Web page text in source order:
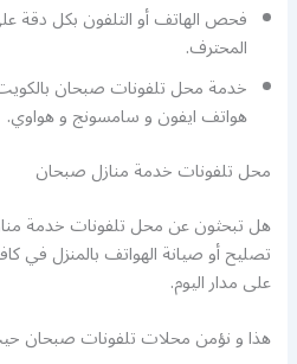
فحص الهاتف أو التلفون بكل دقة
المحترف.
خدمة محل تلفونات صبحان
هواتف ايفون و سامسونج و هواوي.
محل تلفونات خدمة منازل صبحان
هل تبحثون عن محل تلفونات خدمة
تصليح أو صيانة الهواتف بالمنزل في
على مدار اليوم.
هذا و نؤمن محلات تلفونات صبحان